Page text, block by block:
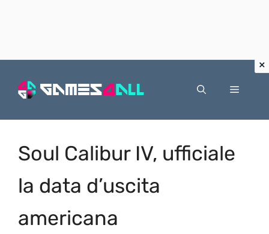
Menu
Soul Calibur IV, ufficiale
la data d’uscita
americana